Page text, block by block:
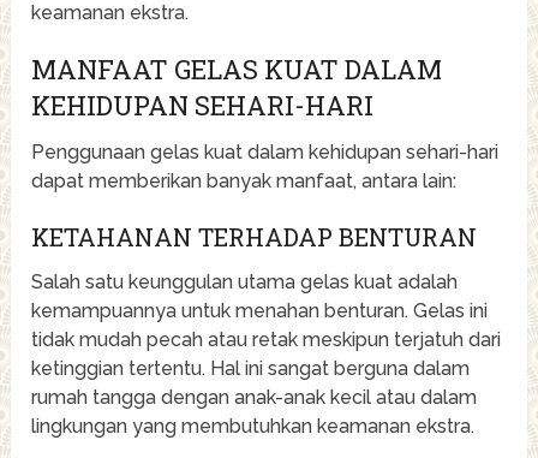
keamanan ekstra.
MANFAAT GELAS KUAT DALAM
KEHIDUPAN SEHARI-HARI
Penggunaan gelas kuat dalam kehidupan sehari-hari
dapat memberikan banyak manfaat, antara lain:
KETAHANAN TERHADAP BENTURAN
Salah satu keunggulan utama gelas kuat adalah
kemampuannya untuk menahan benturan. Gelas ini
tidak mudah pecah atau retak meskipun terjatuh dari
ketinggian tertentu. Hal ini sangat berguna dalam
rumah tangga dengan anak-anak kecil atau dalam
lingkungan yang membutuhkan keamanan ekstra.